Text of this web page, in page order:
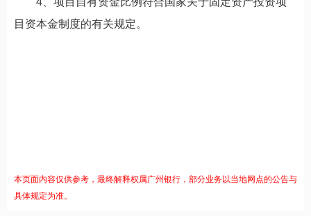
目资本金制度的有关规定。
本页面内容仅供参考，最终解释权属广州银行，部分业务以当地网点的公告与
具体规定为准。